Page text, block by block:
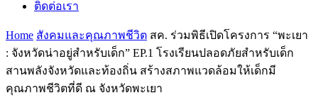
ติดต่อเรา
Home สังคมและคุณภาพชีวิต สค. ร่วมพิธีเปิดโครงการ “พะเยา
: จังหวัดน่าอยู่สำหรับเด็ก” EP.1 โรงเรียนปลอดภัยสำหรับเด็ก
สานพลังจังหวัดและท้องถิ่น สร้างสภาพแวดล้อมให้เด็กมี
คุณภาพชีวิตที่ดี ณ จังหวัดพะเยา